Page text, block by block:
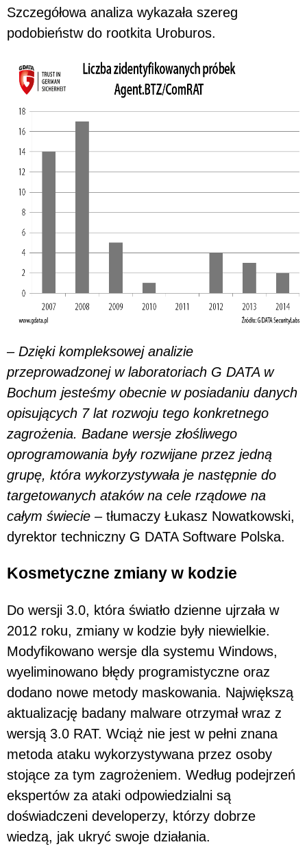
Szczegółowa analiza wykazała szereg
podobieństw do rootkita Uroburos.
– Dzięki kompleksowej analizie
przeprowadzonej w laboratoriach G DATA w
Bochum jesteśmy obecnie w posiadaniu danych
opisujących 7 lat rozwoju tego konkretnego
zagrożenia. Badane wersje złośliwego
oprogramowania były rozwijane przez jedną
grupę, która wykorzystywała je następnie do
targetowanych ataków na cele rządowe na
całym świecie –tłumaczy Łukasz Nowatkowski,
dyrektor techniczny G DATA Software Polska.
Kosmetyczne zmiany w kodzie
Do wersji 3.0, która światło dzienne ujrzała w
2012 roku, zmiany w kodzie były niewielkie.
Modyfikowano wersje dla systemu Windows,
wyeliminowano błędy programistyczne oraz
dodano nowe metody maskowania. Największą
aktualizację badany malware otrzymał wraz z
wersją 3.0 RAT. Wciąż nie jest w pełni znana
metoda ataku wykorzystywana przez osoby
stojące za tym zagrożeniem. Według podejrzeń
ekspertów za ataki odpowiedzialni są
doświadczeni developerzy, którzy dobrze
wiedzą, jak ukryć swoje działania.